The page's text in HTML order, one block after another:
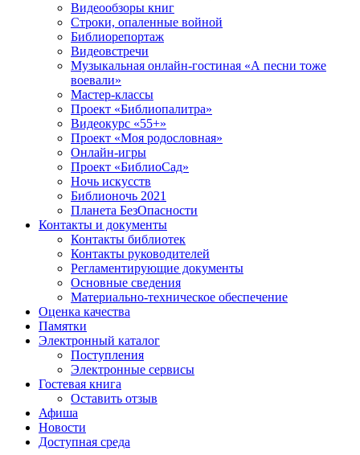
Видеообзоры книг
Строки, опаленные войной
Библиорепортаж
Видеовстречи
Музыкальная онлайн-гостиная «А песни тоже
воевали»
Мастер-классы
Проект «Библиопалитра»
Видеокурс «55+»
Проект «Моя родословная»
Онлайн-игры
Проект «БиблиоСад»
Ночь искусств
Библионочь 2021
Планета БезОпасности
Контакты и документы
Контакты библиотек
Контакты руководителей
Регламентирующие документы
Основные сведения
Материально-техническое обеспечение
Оценка качества
Памятки
Электронный каталог
Поступления
Электронные сервисы
Гостевая книга
Оставить отзыв
Афиша
Новости
Доступная среда